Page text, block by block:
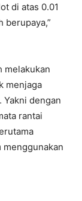
di atas 0.01
berupaya,”
melakukan
menjaga
Yakni dengan
rantai
menggunakan